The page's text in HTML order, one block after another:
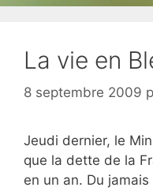
La vie en
8 septembre 2009
Jeudi dernier, le
que la dette de la
en un an. Du